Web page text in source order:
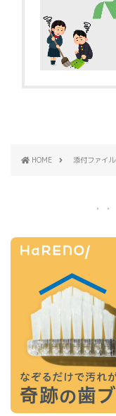
HOME 添付ファイル